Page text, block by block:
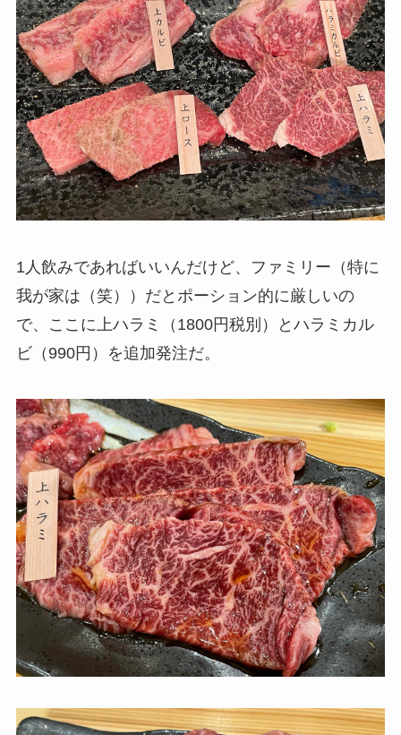
1人飲みであればいいんだけど、ファミリー（特に
我が家は（笑））だとポーション的に厳しいの
で、ここに上ハラミ（1800円税別）とハラミカル
ビ（990円）を追加発注だ。